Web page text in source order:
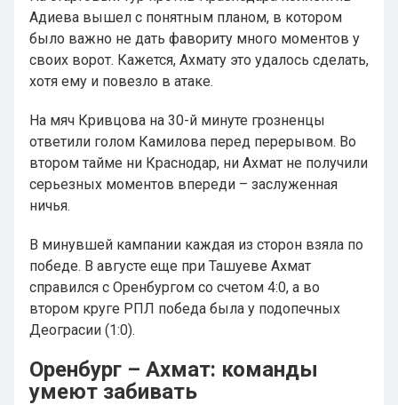
Адиева вышел с понятным планом, в котором
было важно не дать фавориту много моментов у
своих ворот. Кажется, Ахмату это удалось сделать,
хотя ему и повезло в атаке.
На мяч Кривцова на 30-й минуте грозненцы
ответили голом Камилова перед перерывом. Во
втором тайме ни Краснодар, ни Ахмат не получили
серьезных моментов впереди – заслуженная
ничья.
В минувшей кампании каждая из сторон взяла по
победе. В августе еще при Ташуеве Ахмат
справился с Оренбургом со счетом 4:0, а во
втором круге РПЛ победа была у подопечных
Деограсии (1:0).
Оренбург – Ахмат: команды
умеют забивать